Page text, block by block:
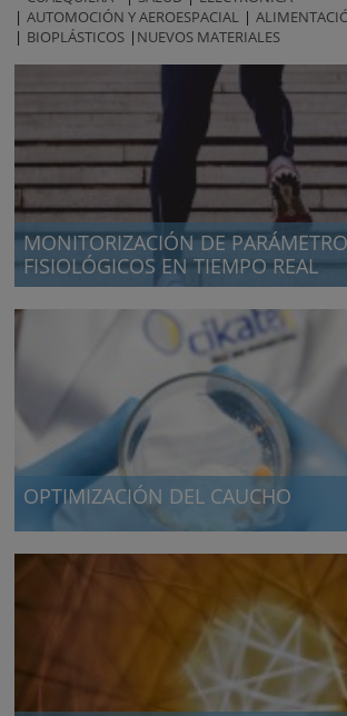
AUTOMOCIÓN Y AEROESPACIAL
BIOPLÁSTICOS
NUEVOS MATERIALES
MONITORIZACIÓN DE
FISIOLÓGICOS EN TIEMPO REAL
Monitorización de parámetros fisiológicos
OPTIMIZACIÓN DEL CAUCHO
Automotive & Aerospace